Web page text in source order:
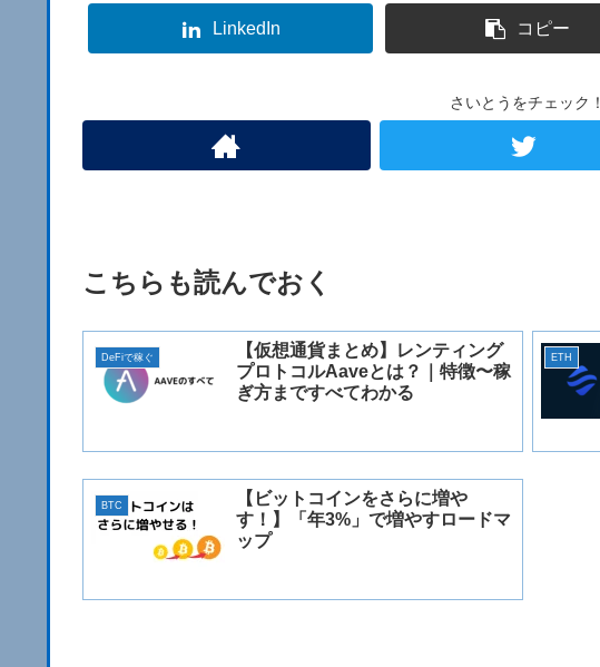
LinkedIn コピー
さいとうをチェック！
こちらも読んでおく
DeFiで稼ぐ
【仮想通貨まとめ】レンティング
プロトコルAaveとは？｜特徴〜稼
ぎ方まですべてわかる
ETH
BTC
【ビットコインをさらに増や
す！】「年3%」で増やすロードマ
ップ